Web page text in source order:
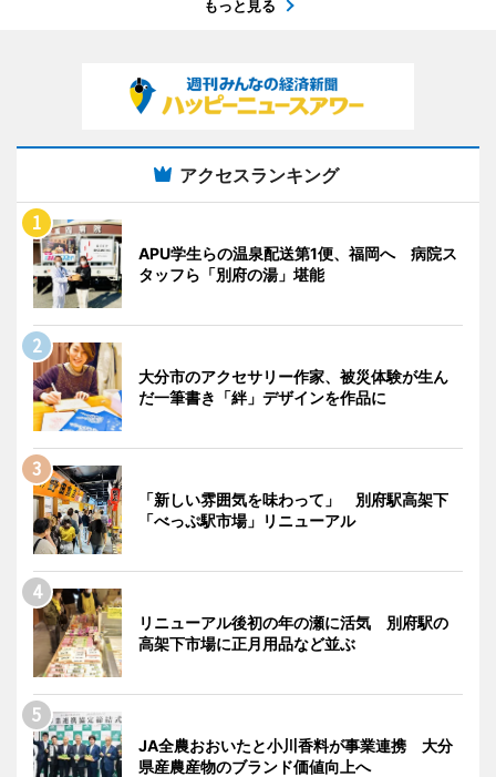
もっと見る
アクセスランキング
APU学生らの温泉配送第1便、福岡へ 病院ス
タッフら「別府の湯」堪能
大分市のアクセサリー作家、被災体験が生ん
だ一筆書き「絆」デザインを作品に
「新しい雰囲気を味わって」 別府駅高架下
「べっぷ駅市場」リニューアル
リニューアル後初の年の瀬に活気 別府駅の
高架下市場に正月用品など並ぶ
JA全農おおいたと小川香料が事業連携 大分
県産農産物のブランド価値向上へ